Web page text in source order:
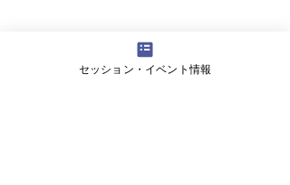
セッション・イベント情報